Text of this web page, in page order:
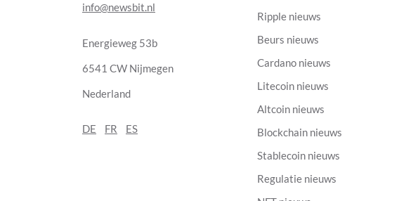
info@newsbit.nl
Energieweg 53b
6541 CW Nijmegen
Nederland
DE FR ES
Ripple nieuws
Beurs nieuws
Cardano nieuws
Litecoin nieuws
Altcoin nieuws
Blockchain nieuws
Stablecoin nieuws
Regulatie nieuws